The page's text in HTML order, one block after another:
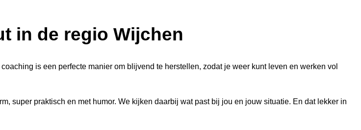
in de regio Wijchen
is een perfecte manier om blijvend te herstellen, zodat je weer kunt leven en werken vol
super praktisch en met humor. We kijken daarbij wat past bij jou en jouw situatie. En dat lekker in